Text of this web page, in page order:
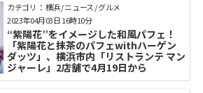
カテゴリ： 横浜 / ニュース / グルメ
“紫陽花”をイメージした和風パフェ！
「紫陽花と抹茶のパフェwithハーゲン
ダッツ」、横浜市内「リストランテ マン
ジャーレ」2店舗で4月19日から
2023年04月03日 16時10分